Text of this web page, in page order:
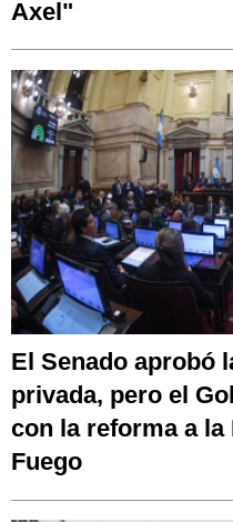
Axel"
El Senado aprobó
privada, pero el
con la reforma a la
Fuego